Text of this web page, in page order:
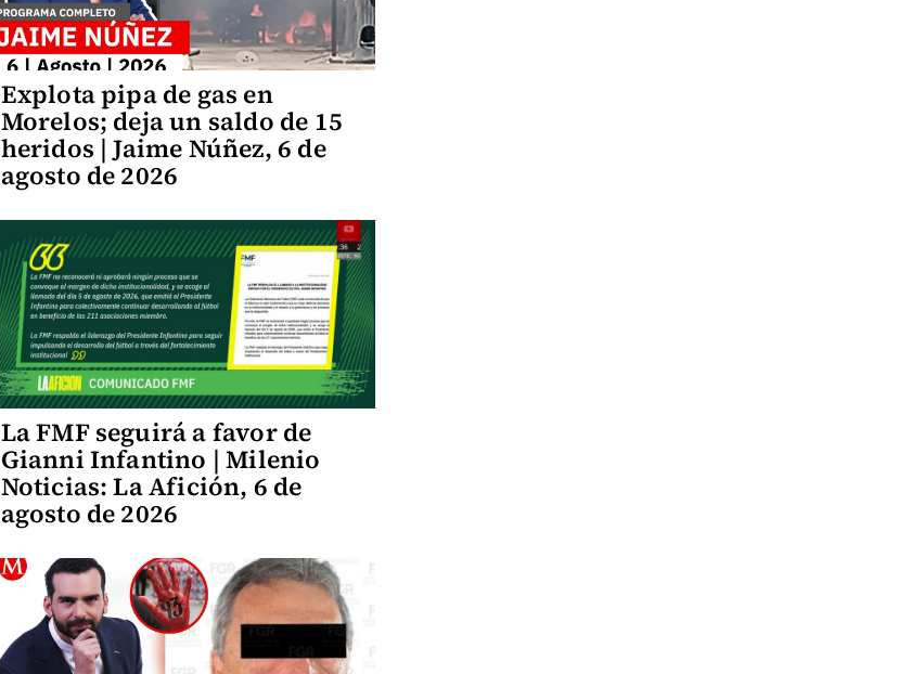
Explota pipa de gas en
Morelos; deja un saldo de 15
heridos | Jaime Núñez, 6 de
agosto de 2026
La FMF seguirá a favor de
Gianni Infantino | Milenio
Noticias: La Afición, 6 de
agosto de 2026